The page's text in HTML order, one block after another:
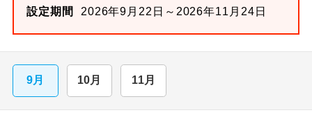
設定期間
2026年9月22日～2026年11月24日
9月 10月 11月